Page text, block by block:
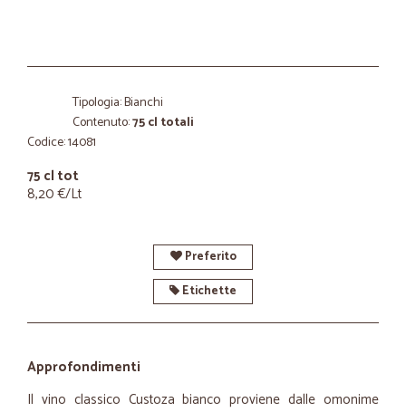
Tipologia: Bianchi
Contenuto:75 cl totali
Codice: 14081
75 cl tot
8,20 €/Lt
Preferito
Etichette
Approfondimenti
Il vino classico Custoza bianco proviene dalle omonime